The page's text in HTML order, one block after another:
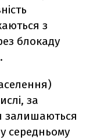
з
блокаду
за
залишаються
середньому